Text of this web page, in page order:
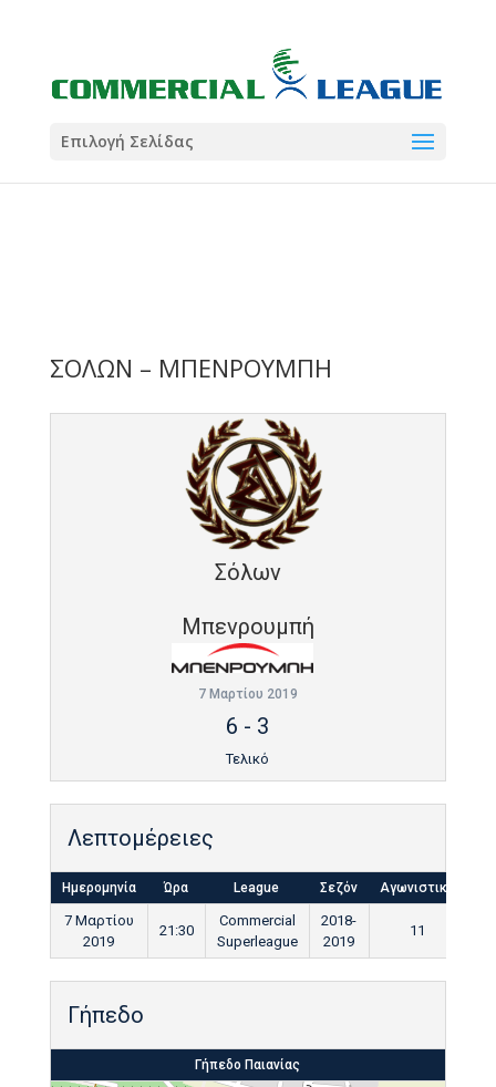
Coral
Σωματείο ΣΟΛ
Coral
5
Επιλογή Σελίδας
ΣΟΛΩΝ – ΜΠΕΝΡΟΥΜΠΗ
Σόλων
Μπενρουμπή
7 Μαρτίου 2019
6 - 3
Τελικό
Λεπτομέρειες
Ημερομηνία Ώρα League Σεζόν Αγωνιστική
7 Μαρτίου
2019
21:30
Commercial
Superleague
2018-
2019
11
Γήπεδο
Γήπεδο Παιανίας